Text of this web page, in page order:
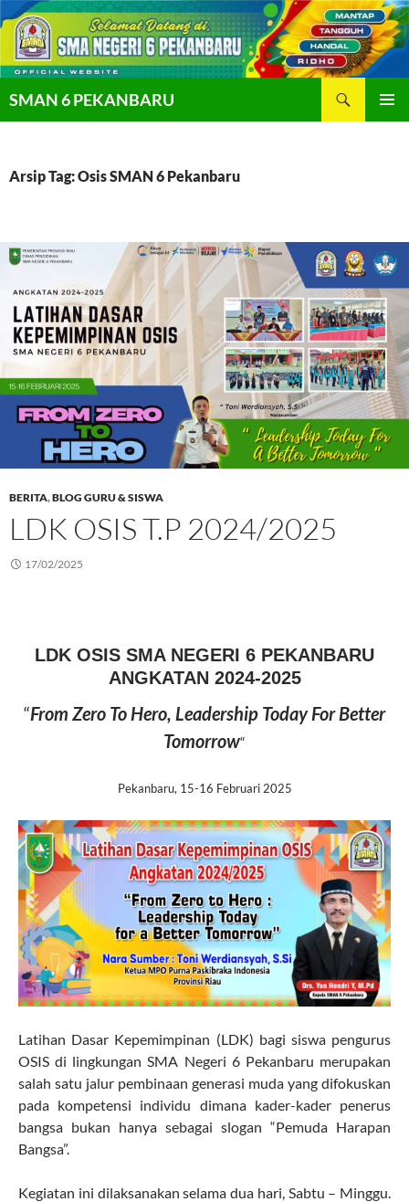
SMAN 6 PEKANBARU
Arsip Tag: Osis SMAN 6 Pekanbaru
BERITA,BLOG GURU & SISWA
LDK OSIS T.P 2024/2025
17/02/2025
LDK OSIS SMA NEGERI 6 PEKANBARU
ANGKATAN 2024-2025
“From Zero To Hero, Leadership Today For Better
Tomorrow“
Pekanbaru, 15-16 Februari 2025
Latihan Dasar Kepemimpinan (LDK) bagi siswa pengurus
OSIS di lingkungan SMA Negeri 6 Pekanbaru merupakan
salah satu jalur pembinaan generasi muda yang difokuskan
pada kompetensi individu dimana kader-kader penerus
bangsa bukan hanya sebagai slogan “Pemuda Harapan
Bangsa”.
Kegiatan ini dilaksanakan selama dua hari, Sabtu – Minggu.